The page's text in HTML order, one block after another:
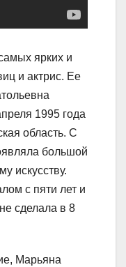
ярких и
и актрис. Ее
1995 года
область. С
большой
искусству.
с пяти лет и
сделала в 8
Марьяна